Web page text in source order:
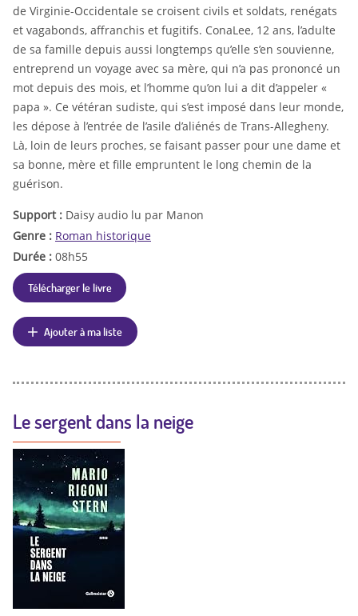
de Virginie-Occidentale se croisent civils et soldats, renégats
et vagabonds, affranchis et fugitifs. ConaLee, 12 ans, l’adulte
de sa famille depuis aussi longtemps qu’elle s’en souvienne,
entreprend un voyage avec sa mère, qui n’a pas prononcé un
mot depuis des mois, et l’homme qu’on lui a dit d’appeler «
papa ». Ce vétéran sudiste, qui s’est imposé dans leur monde,
les dépose à l’entrée de l’asile d’aliénés de Trans-Allegheny.
Là, loin de leurs proches, se faisant passer pour une dame et
sa bonne, mère et fille empruntent le long chemin de la
guérison.
Support : Daisy audio lu par Manon
Genre : Roman historique
Durée : 08h55
Télécharger le livre
Ajouter à ma liste
Le sergent dans la neige